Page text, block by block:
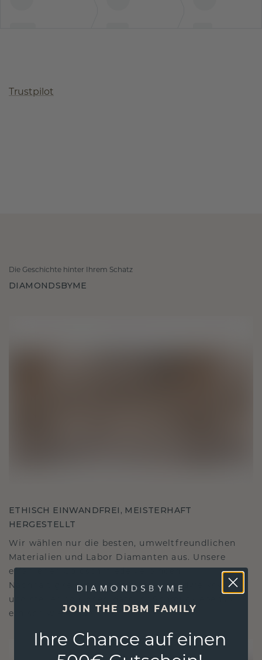
Trustpilot
Die Geschichte hinter Ihrem Schatz
DIAMONDSBYME
ETHISCH EINWANDFREI, MEISTERHAFT
HERGESTELLT
Wir wählen nur die besten, umweltfreundlichen
Materialien und Labor Diamanten aus. Unsere
erfahrenen Goldschmiede verbinden
Nachhaltigkeit mit beispielloser Handwerkskunst
und stellen so sicher, dass Ihr Schmuck ebenso
ethisch wie exquisit ist.JOIN THE DBM FAMILY
Ihre Chance auf einen